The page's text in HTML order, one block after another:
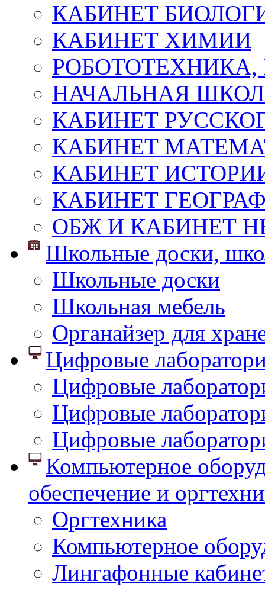
КАБИНЕТ
КАБИНЕТ ХИМИИ
НАЧАЛЬНАЯ
КАБИНЕТ
КАБИНЕТ
КАБИНЕТ
КАБИНЕТ
ОБЖ И КАБИНЕТ
Школьные доски,
Школьные доски
Школьная мебель
Органайзер для
Цифровые
Цифровые
Цифровые
Цифровые
Компьютерное
обеспечение и
Оргтехника
Компьютерное
Лингафонные